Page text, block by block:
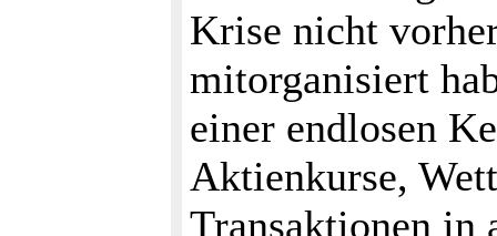
Krise nicht
mitorganisiert
einer endlosen
Aktienkurse,
Transaktionen in